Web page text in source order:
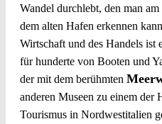
Wandel durchlebt, den man am
dem alten Hafen erkennen
Wirtschaft und des Handels ist
für hunderte von Booten und
der mit dem berühmten
anderen Museen zu einem der
Tourismus in Nordwestitalien